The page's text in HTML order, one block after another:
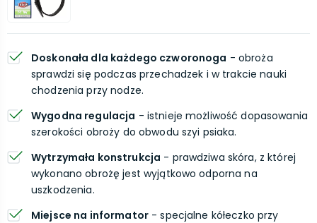
Doskonała dla każdego czworonoga - obroża
sprawdzi się podczas przechadzek i w trakcie nauki
chodzenia przy nodze.
Wygodna regulacja - istnieje możliwość dopasowania
szerokości obroży do obwodu szyi psiaka.
Wytrzymała konstrukcja - prawdziwa skóra, z której
wykonano obrożę jest wyjątkowo odporna na
uszkodzenia.
Miejsce na informator- specjalne kółeczko przy